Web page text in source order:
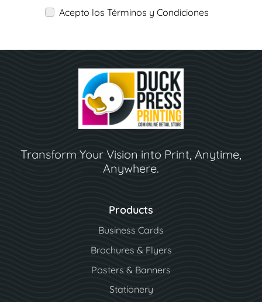
Acepto los Términos y Condiciones
Transform Your Vision into Print, Anytime,
Anywhere.
Products
Business Cards
Brochures & Flyers
Posters & Banners
Stationery